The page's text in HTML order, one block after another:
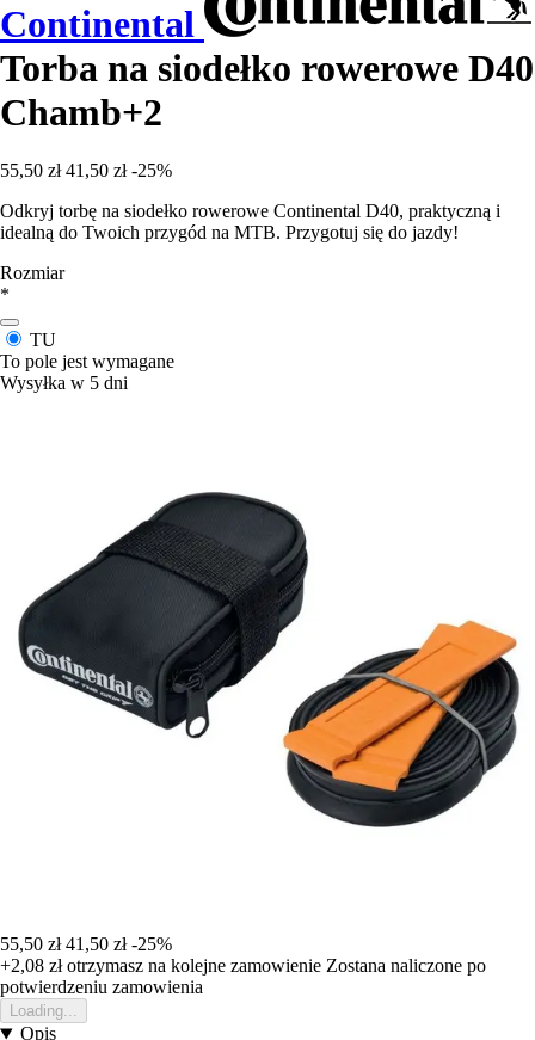
Continental
Torba na siodełko rowerowe D40
Chamb+2
55,50 zł 41,50 zł -25%
Odkryj torbę na siodełko rowerowe Continental D40, praktyczną i
idealną do Twoich przygód na MTB. Przygotuj się do jazdy!
Rozmiar
*
TU
To pole jest wymagane
Wysyłka w 5 dni
55,50 zł 41,50 zł -25%
+2,08 złotrzymasz na kolejne zamowienie Zostana naliczone po
potwierdzeniu zamowienia
Loading...
Opis